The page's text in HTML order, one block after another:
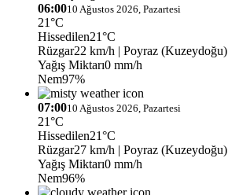
06:0010 Ağustos 2026, Pazartesi
21°C
Hissedilen21°C
Rüzgar22 km/h | Poyraz (Kuzeydoğu)
Yağış Miktarı0 mm/h
Nem97%
07:0010 Ağustos 2026, Pazartesi
21°C
Hissedilen21°C
Rüzgar27 km/h | Poyraz (Kuzeydoğu)
Yağış Miktarı0 mm/h
Nem96%